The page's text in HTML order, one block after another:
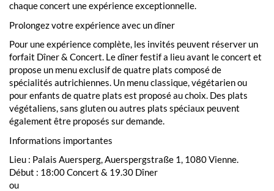
chaque concert une expérience exceptionnelle.
Prolongez votre expérience avec un dîner
Pour une expérience complète, les invités peuvent réserver un
forfait Dîner & Concert. Le dîner festif a lieu avant le concert et
propose un menu exclusif de quatre plats composé de
spécialités autrichiennes. Un menu classique, végétarien ou
pour enfants de quatre plats est proposé au choix. Des plats
végétaliens, sans gluten ou autres plats spéciaux peuvent
également être proposés sur demande.
Informations importantes
Lieu : Palais Auersperg, Auerspergstraße 1, 1080 Vienne.
Début : 18:00 Concert & 19.30 Dîner
ou